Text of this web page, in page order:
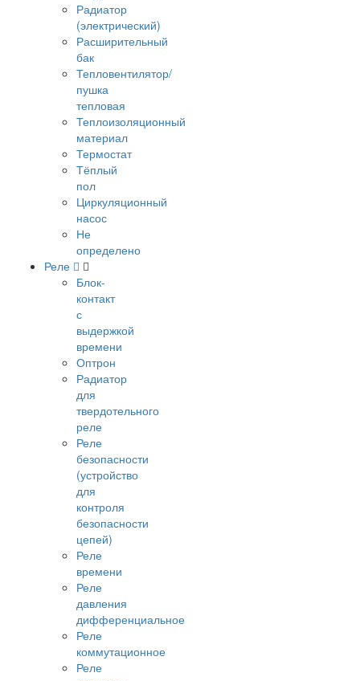
Радиатор
(электрический)
Расширительный
бак
Тепловентилятор/
пушка
тепловая
Теплоизоляционный
материал
Термостат
Тёплый
пол
Циркуляционный
насос
Не
определено
Реле
Блок-
контакт
с
выдержкой
времени
Оптрон
Радиатор
для
твердотельного
реле
Реле
безопасности
(устройство
для
контроля
безопасности
цепей)
Реле
времени
Реле
давления
дифференциальное
Реле
коммутационное
Реле